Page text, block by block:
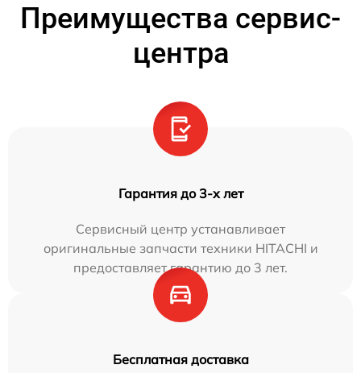
Преимущества сервис-
центра
Гарантия до 3-х лет
Сервисный центр устанавливает
оригинальные запчасти техники HITACHI и
предоставляет гарантию до 3 лет.
Бесплатная доставка